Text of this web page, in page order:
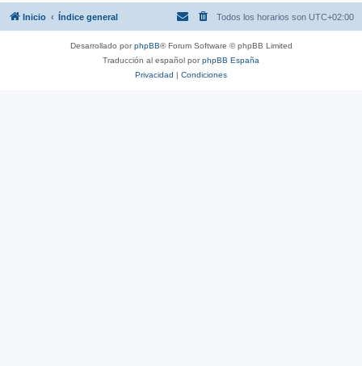
Inicio Índice general Todos los horarios son UTC+02:00
Desarrollado porphpBB® Forum Software © phpBB Limited
Traducción al español porphpBB España
Privacidad | Condiciones